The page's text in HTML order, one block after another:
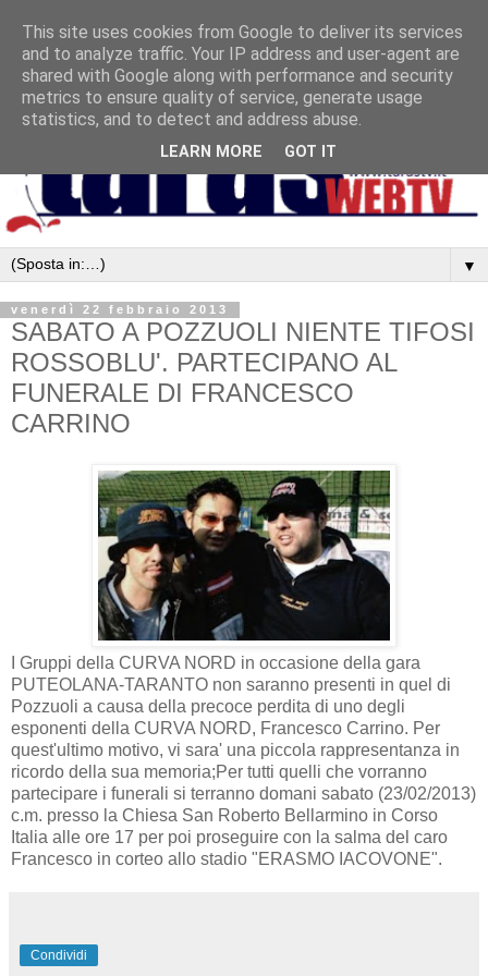
▼
venerdì 22 febbraio 2013
SABATO A POZZUOLI NIENTE TIFOSI
ROSSOBLU'. PARTECIPANO AL
FUNERALE DI FRANCESCO
CARRINO
I Gruppi della CURVA NORD in occasione della gara
PUTEOLANA-TARANTO non saranno presenti in quel di
Pozzuoli a causa della precoce perdita di uno degli
esponenti della CURVA NORD, Francesco Carrino. Per
quest'ultimo motivo, vi sara' una piccola rappresentanza in
ricordo della sua memoria;Per tutti quelli che vorranno
partecipare i funerali si terranno domani sabato (23/02/2013)
c.m. presso la Chiesa San Roberto Bellarmino in Corso
Italia alle ore 17 per poi proseguire con la salma del caro
Francesco in corteo allo stadio "ERASMO IACOVONE".
Condividi
This site uses cookies from Google to deliver its services
and to analyze traffic. Your IP address and user-agent are
shared with Google along with performance and security
metrics to ensure quality of service, generate usage
statistics, and to detect and address abuse.
LEARN MORE GOT IT